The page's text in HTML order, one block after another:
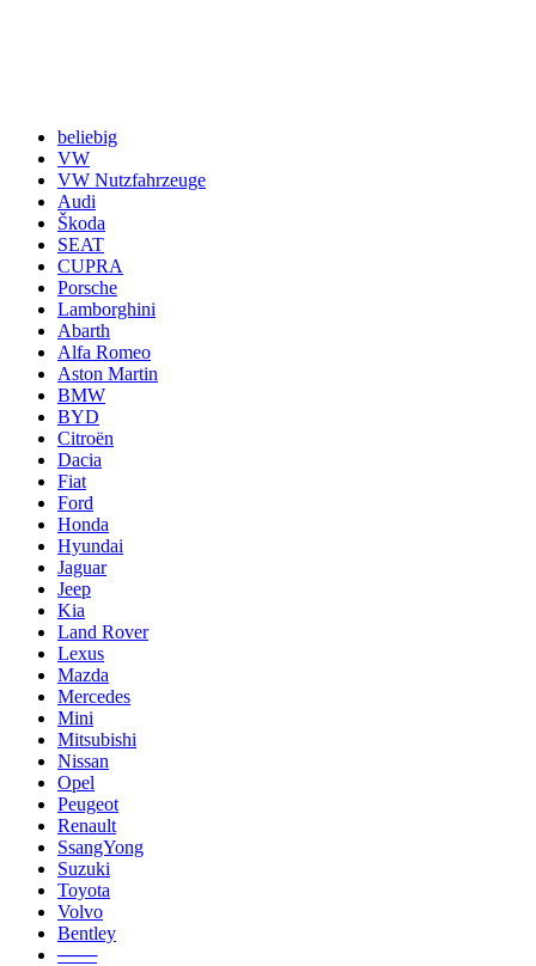
beliebig
VW
VW Nutzfahrzeuge
Audi
Škoda
SEAT
CUPRA
Porsche
Lamborghini
Abarth
Alfa Romeo
Aston Martin
BMW
BYD
Citroën
Dacia
Fiat
Ford
Honda
Hyundai
Jaguar
Jeep
Kia
Land Rover
Lexus
Mazda
Mercedes
Mini
Mitsubishi
Nissan
Opel
Peugeot
Renault
SsangYong
Suzuki
Toyota
Volvo
Bentley
───